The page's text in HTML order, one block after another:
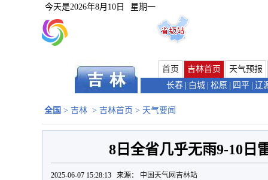
今天是2026年8月10日 星期一
首页 吉林首页
天气预报
长春
白城 松原 四平 辽
全国 > 吉林 > 吉林首页 > 天气要闻
8日全省几乎无雨9-10日
2025-06-07 15:28:13 来源： 中国天气网吉林站